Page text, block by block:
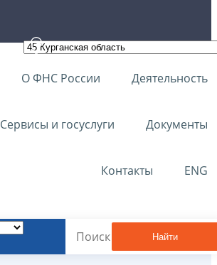
О ФНС России Деятельность
Сервисы и госуслуги Документы
Контакты ENG
Найти